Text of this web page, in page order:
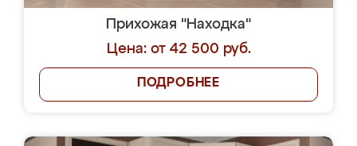
Прихожая "Находка"
Цена: от 42 500 руб.
ПОДРОБНЕЕ